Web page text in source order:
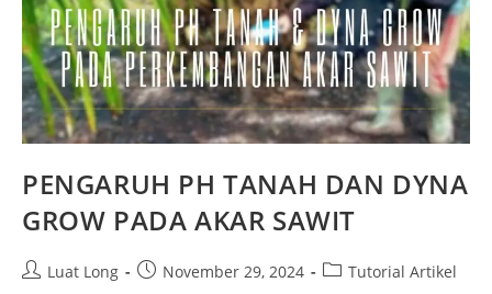
PENGARUH PH TANAH DAN DYNA
GROW PADA AKAR SAWIT
Luat Long November 29, 2024 Tutorial Artikel